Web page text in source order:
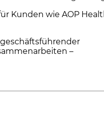
Kunden wie AOP
–